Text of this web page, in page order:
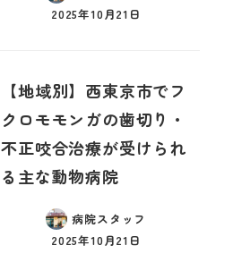
2025年10月21日
【地域別】西東京市でフ
クロモモンガの歯切り・
不正咬合治療が受けられ
る主な動物病院
病院スタッフ
2025年10月21日